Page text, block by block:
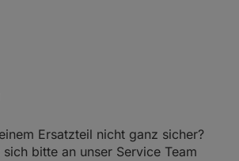
Ersatzteil nicht ganz sicher?
bitte an unser Service Team